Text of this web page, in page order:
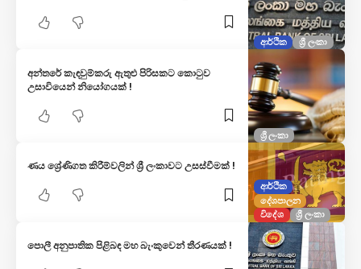
ආර්ථික ශ්‍රී ලංකා
ශ්‍රී ලංකා
අන්තරේ කැඳවුම්කරු ඇතුළු පිරිසකට කොටුව
උසාවියෙන් නියෝගයක් !
ආර්ථික
දේශපාලන
විදේශ
ශ්‍රී ලංකා
ණය ශ්‍රේණිගත කිරීම්වලින් ශ්‍රී ලංකාවට උසස්වීමක් !
පොලී අනුපාතික පිළිබඳ මහ බැංකුවෙන් තීරණයක් !